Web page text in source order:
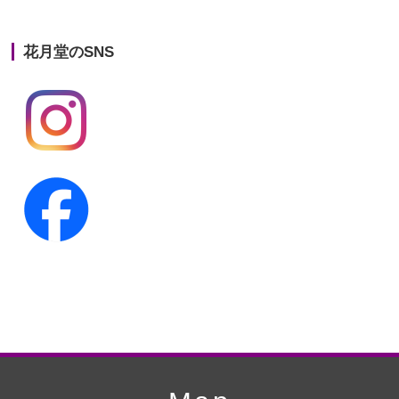
第20回人形供養祭
第19回人形供養祭
第18回人形供養祭
第16回人形供養祭
第15回人形供養祭
第12回人形供養祭平成22年3月9日
平成21年12月4日
花月堂のSNS